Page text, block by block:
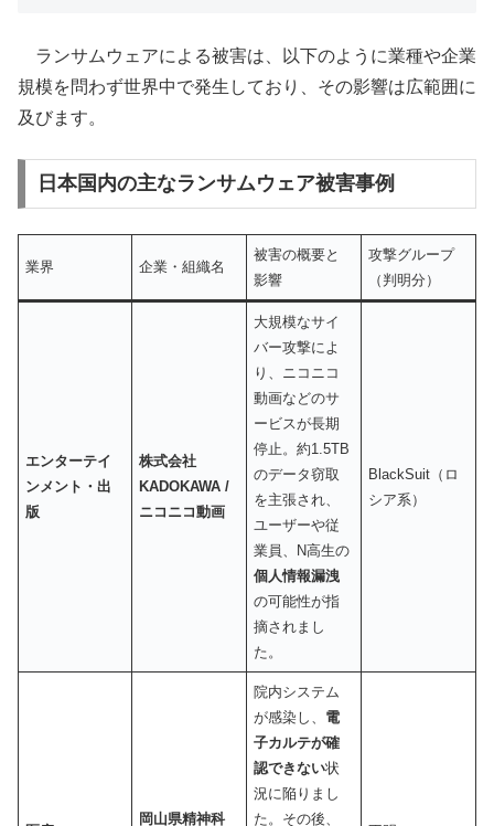
ランサムウェアによる被害は、以下のように業種や企業
規模を問わず世界中で発生しており、その影響は広範囲に
及びます。
日本国内の主なランサムウェア被害事例
業界 企業・組織名
被害の概要と
影響
攻撃グループ
（判明分）
エンターテイ
ンメント・出
版
株式会社
KADOKAWA /
ニコニコ動画
大規模なサイ
バー攻撃によ
り、ニコニコ
動画などのサ
ービスが長期
停止。約1.5TB
のデータ窃取
を主張され、
ユーザーや従
業員、N高生の
個人情報漏洩
の可能性が指
摘されまし
た。
BlackSuit（ロ
シア系）
岡山県精神科
院内システム
が感染し、 電
子カルテが確
認できない状
況に陥りまし
た。その後、